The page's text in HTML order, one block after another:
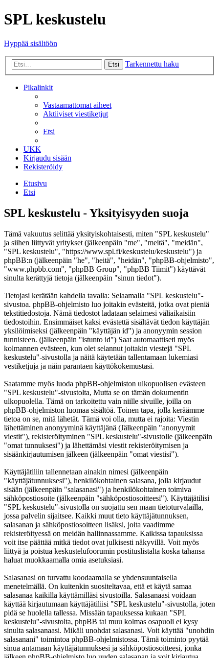
SPL keskustelu
Hyppää sisältöön
Etsi Tarkennettu haku
Pikalinkit
Vastaamattomat aiheet
Aktiiviset viestiketjut
Etsi
UKK
Kirjaudu sisään
Rekisteröidy
Etusivu
Etsi
SPL keskustelu - Yksityisyyden suoja
Tämä vakuutus selittää yksityiskohtaisesti, miten "SPL keskustelu"
ja siihen liittyvät yritykset (jälkeenpäin "me", "meitä", "meidän",
"SPL keskustelu", "https://www.spl.fi/keskustelu/keskustelu") ja
phpBB:n (jälkeenpäin "he", "heitä", "heidän", "phpBB-ohjelmisto",
"www.phpbb.com", "phpBB Group", "phpBB Tiimit") käyttävät
sinulta kerättyjä tietoja (jälkeenpäin "sinun tiedot").
Tietojasi kerätään kahdella tavalla: Selaamalla "SPL keskustelu"-
sivustoa. phpBB-ohjelmisto luo joitakin evästeitä, jotka ovat pieniä
tekstitiedostoja. Nämä tiedostot ladataan selaimesi väliaikaisiin
tiedostoihin. Ensimmäiset kaksi evästettä sisältävät tiedon käyttäjän
yksilöimiseksi (jälkeenpäin "käyttäjän id") ja anonyymin session
tunnisteen. (jälkeenpäin "istunto id") Saat automaattiseti myös
kolmannen evästeen, kun olet selannut joitakin viestejä "SPL
keskustelu"-sivustolla ja näitä käytetään tallentamaan lukemiasi
vestiketjuja ja näin parantaen käyttökokemustasi.
Saatamme myös luoda phpBB-ohjelmiston ulkopuolisen evästeen
"SPL keskustelu"-sivustolta, Mutta se on tämän dokumentin
ulkopuolella. Tämä on tarkoitettu vain niille sivuille, joilla on
phpBB-ohjelmiston luomaa sisältöä. Toinen tapa, jolla keräämme
tietoa on se, mitä lähetät. Tämä voi olla, mutta ei rajoita: Viestin
lähettäminen anonyyminä käyttäjänä (Jälkeenpäin "anonyymit
viestit"), rekisteröityminen "SPL keskustelu"-sivustolle (jälkeenpäin
"omat tunnuksesi") ja lähettämäsi viestit rekisteröitymisen ja
sisäänkirjautumisen jälkeen (jälkeenpäin "omat viestisi").
Käyttäjätiliin tallennetaan ainakin nimesi (jälkeenpäin
"käyttäjätunnuksesi"), henkilökohtainen salasana, jolla kirjaudut
sisään (jälkeenpäin "salasanasi") ja henkilökohtainen toimiva
sähköpostiosoite (jälkeenpäin "sähköpostiosoitteesi"). Käyttäjätilisi
"SPL keskustelu"-sivustolla on suojattu sen maan tietoturvalailla,
jossa palvelin sijaitsee. Kaikki muut tieto käyttäjätunnuksen,
salasanan ja sähköpostiosoitteen lisäksi, joita vaadimme
rekisteröityessä on meidän hallinnassamme. Kaikissa tapauksissa
voit itse päättää mitkä tiedot ovat julkisesti näkyvillä. Voit myös
liittyä ja poistua keskustelufoorumin postituslistalta koska tahansa
haluat muokkaamalla omia asetuksiasi.
Salasanasi on turvattu koodaamalla se yhdensuuntaisella
menetelmällä. On kuitenkin suositeltavaa, että et käytä samaa
salasanaa kaikilla käyttämilläsi sivustoilla. Salasanaasi voidaan
käyttää kirjautumaan käyttäjätiliisi "SPL keskustelu"-sivustolla, joten
pidä se huolella tallessa. Missään tapauksessa kukaan "SPL
keskustelu"-sivustolta, phpBB tai muu kolmas osapuoli ei kysy
sinulta salasanaasi. Mikäli unohdat salasanasi. Voit käyttää "unohdin
salasanani" toimintoa phpBB-ohjelmistossa. Tämä toiminto pyytää
sinua antamaan käyttäjätunnuksesi ja sähköpostiosoitteesi, jonka